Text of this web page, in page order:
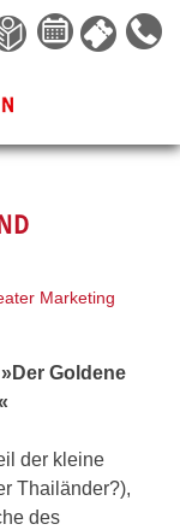
Marketing
Goldene
der kleine
Thailänder?),
des